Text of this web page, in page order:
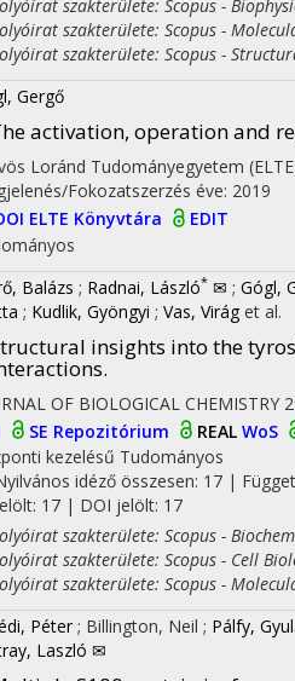
szakterülete: Scopus -
szakterülete: Scopus -
szakterülete: Scopus -
Gergő
activation, operation and
Loránd Tudományegyetem
Fokozatszerzés éve: 2019
ELTE Könyvtára
EDIT
Balázs ; Radnai, László* ✉ ; Gógl,
; Kudlik, Gyöngyi ; Vas, Virág et al.
insights into the
OF BIOLOGICAL CHEMISTRY
SE Repozitórium REAL WoS
kezelésű Tudományos
idéző összesen: 17|
17 | DOI jelölt: 17
szakterülete: Scopus -
szakterülete: Scopus - Cell
szakterülete: Scopus -
Péter ; Billington, Neil ; Pálfy,
Laszló ✉